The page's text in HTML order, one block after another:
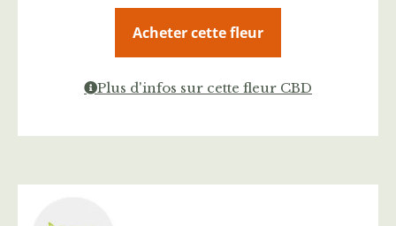
Acheter cette fleur
Plus d'infos sur cette fleur CBD